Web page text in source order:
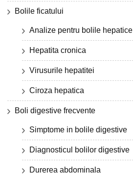
Bolile ficatului
Analize pentru bolile hepatice
Hepatita cronica
Virusurile hepatitei
Ciroza hepatica
Boli digestive frecvente
Simptome in bolile digestive
Diagnosticul bolilor digestive
Durerea abdominala